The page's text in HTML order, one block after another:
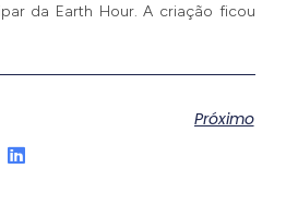
da Earth Hour. A criação ficou
Próximo